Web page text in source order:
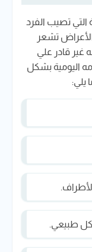
التي تصيب الفرد
تشعر
غير قادر علي
اليومية بشكل
يلي:
طبيعي.